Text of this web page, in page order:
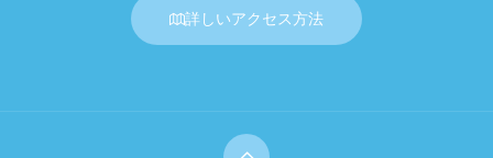
詳しいアクセス方法